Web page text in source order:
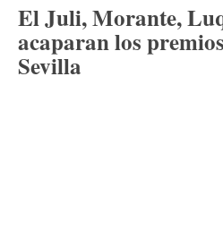
El Juli, Morante,
acaparan los
Sevilla